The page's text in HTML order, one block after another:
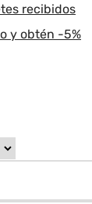
recibidos
y obtén -5%